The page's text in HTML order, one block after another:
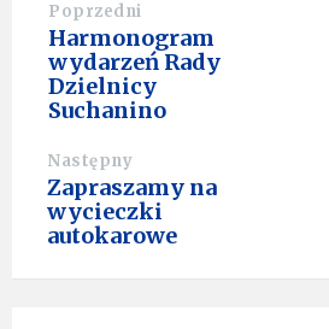
Poprzedni
Harmonogram
wydarzeń Rady
Dzielnicy
Suchanino
Następny
Zapraszamy na
wycieczki
autokarowe